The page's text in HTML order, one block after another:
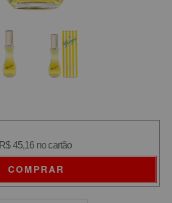
R$ 45,16 no cartão
COMPRAR